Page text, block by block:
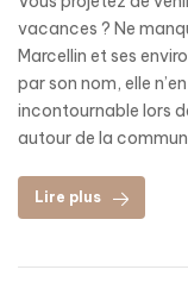
vacances ? Ne
Marcellin et ses
par son nom, elle
incontournable lors
autour de la
Lire plus